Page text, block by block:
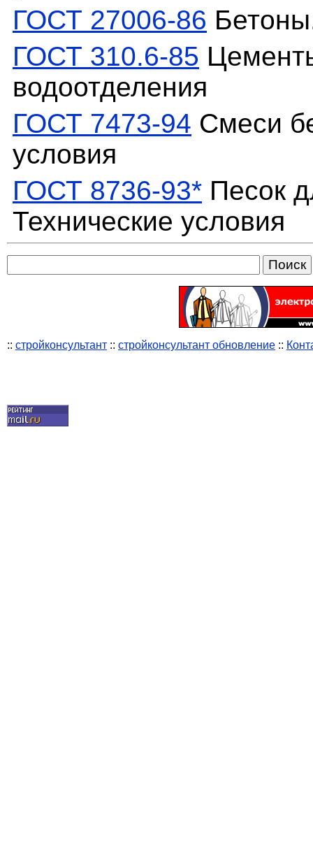
ГОСТ 27006-86
ГОСТ 310.6-85
водоотделения
ГОСТ 7473-94 Смеси
условия
ГОСТ 8736-93* Песок
Технические условия
:: стройконсультант :: стройконсультант обновление ::